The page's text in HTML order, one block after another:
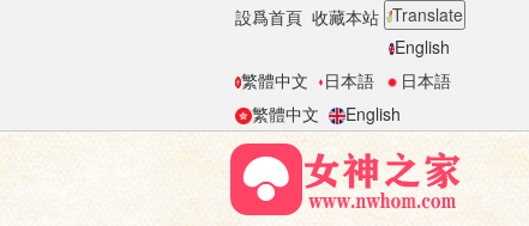
設爲首頁 收藏本站 Translate
English
繁體中文
日本語
日本語
繁體中文
English